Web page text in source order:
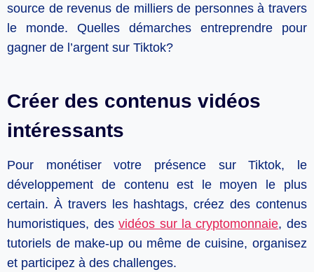
source de revenus de milliers de personnes à travers
le monde. Quelles démarches entreprendre pour
gagner de l’argent sur Tiktok?
Créer des contenus vidéos
intéressants
Pour monétiser votre présence sur Tiktok, le
développement de contenu est le moyen le plus
certain. À travers les hashtags, créez des contenus
humoristiques, desvidéos sur la cryptomonnaie, des
tutoriels de make-up ou même de cuisine, organisez
et participez à des challenges.